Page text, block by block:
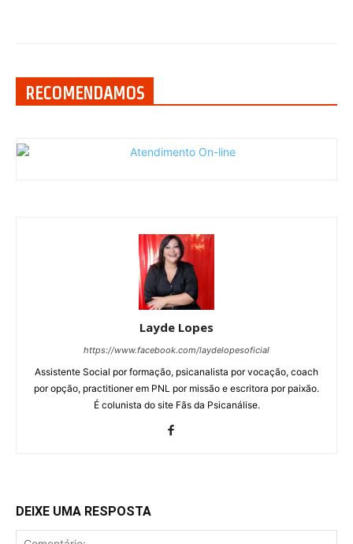
RECOMENDAMOS
Layde Lopes
https://www.facebook.com/laydelopesoficial
Assistente Social por formação, psicanalista por vocação, coach
por opção, practitioner em PNL por missão e escritora por paixão.
É colunista do site Fãs da Psicanálise.
DEIXE UMA RESPOSTA